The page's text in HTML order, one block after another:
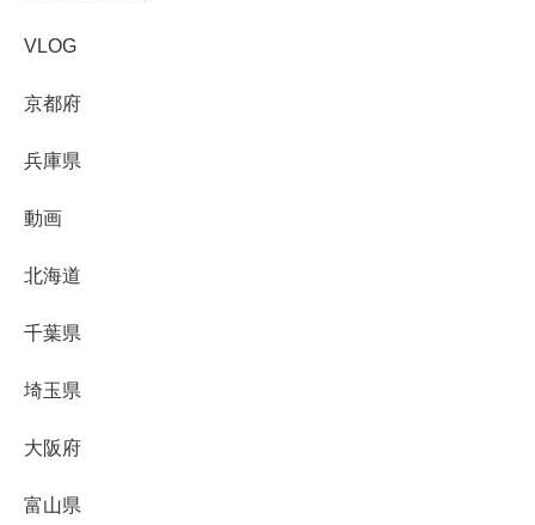
VLOG
京都府
兵庫県
動画
北海道
千葉県
埼玉県
大阪府
富山県